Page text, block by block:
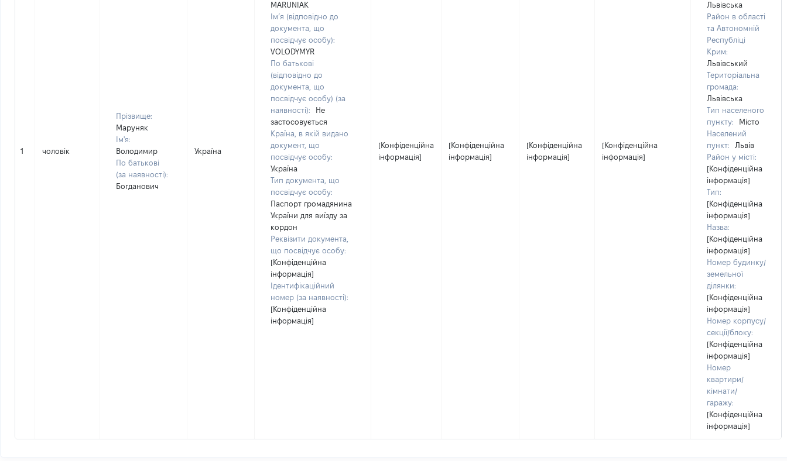
1 чоловік
Прізвище:
Маруняк
Ім'я:
Володимир
По батькові
(за наявності):
Богданович
Україна
MARUNIAK
Ім’я (відповідно до
документа, що
посвідчує особу):
VOLODYMYR
По батькові
(відповідно до
документа, що
посвідчує особу) (за
наявності):
Не
застосовується
Країна, в якій видано
документ, що
посвідчує особу:
Україна
Тип документа, що
посвідчує особу:
Паспорт громадянина
України для виїзду за
кордон
Реквізити документа,
що посвідчує особу:
[Конфіденційна
інформація]
Ідентифікаційний
номер (за наявності):
[Конфіденційна
інформація]
[Конфіденційна
інформація]
[Конфіденційна
інформація]
[Конфіденційна
інформація]
[Конфіденційна
інформація]
Львівська
Район в області
та Автономній
Республіці
Крим:
Львівський
Територіальна
громада:
Львівська
Тип населеного
пункту:
Місто
Населений
пункт:
Львів
Район у місті:
[Конфіденційна
інформація]
Тип:
[Конфіденційна
інформація]
Назва:
[Конфіденційна
інформація]
Номер будинку/
земельної
ділянки:
[Конфіденційна
інформація]
Номер корпусу/
секції/блоку:
[Конфіденційна
інформація]
Номер
квартири/
кімнати/
гаражу:
[Конфіденційна
інформація]